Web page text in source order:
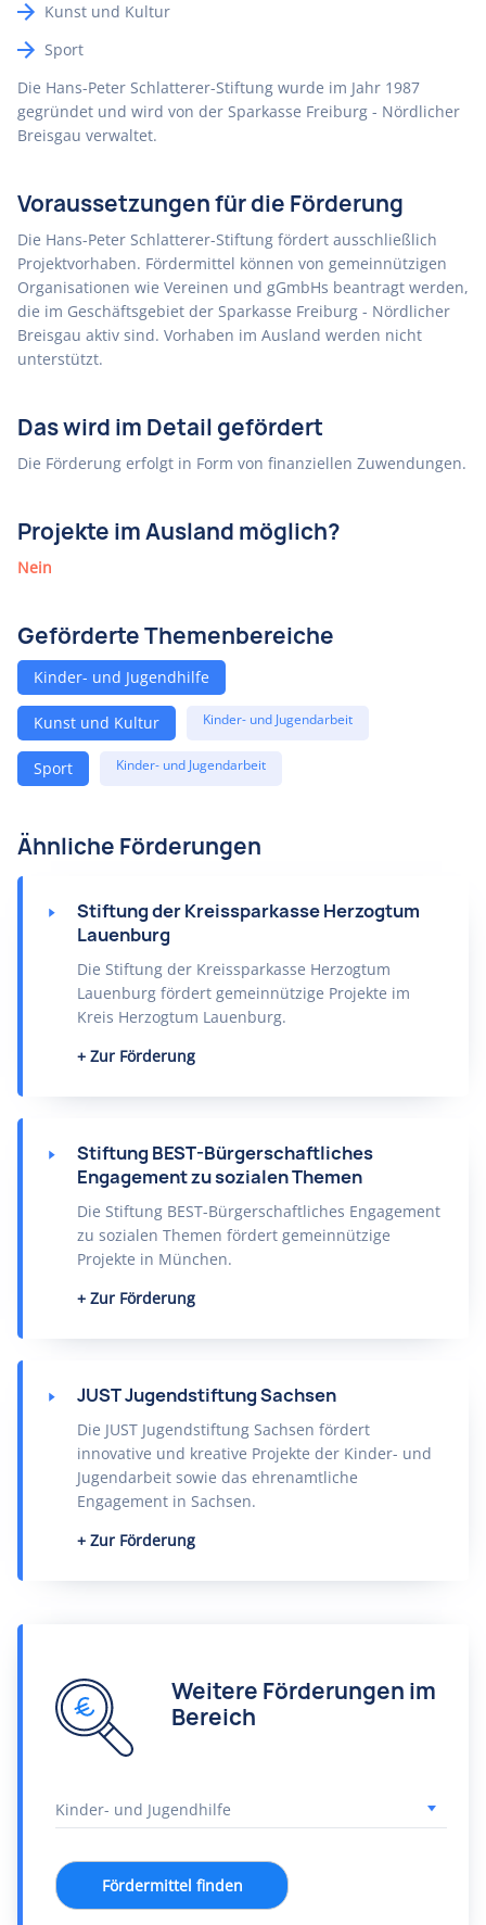
Kunst und Kultur
Sport
Die Hans-Peter Schlatterer-Stiftung wurde im Jahr 1987
gegründet und wird von der Sparkasse Freiburg - Nördlicher
Breisgau verwaltet.
Voraussetzungen für die Förderung
Die Hans-Peter Schlatterer-Stiftung fördert ausschließlich
Projektvorhaben. Fördermittel können von gemeinnützigen
Organisationen wie Vereinen und gGmbHs beantragt werden,
die im Geschäftsgebiet der Sparkasse Freiburg - Nördlicher
Breisgau aktiv sind. Vorhaben im Ausland werden nicht
unterstützt.
Das wird im Detail gefördert
Die Förderung erfolgt in Form von finanziellen Zuwendungen.
Projekte im Ausland möglich?
Nein
Geförderte Themenbereiche
Kinder- und Jugendhilfe
Kunst und Kultur Kinder- und Jugendarbeit
Sport Kinder- und Jugendarbeit
Ähnliche Förderungen
Stiftung der Kreissparkasse Herzogtum
Lauenburg
Die Stiftung der Kreissparkasse Herzogtum
Lauenburg fördert gemeinnützige Projekte im
Kreis Herzogtum Lauenburg.
Zur Förderung
Stiftung BEST-Bürgerschaftliches
Engagement zu sozialen Themen
Die Stiftung BEST-Bürgerschaftliches Engagement
zu sozialen Themen fördert gemeinnützige
Projekte in München.
Zur Förderung
JUST Jugendstiftung Sachsen
Die JUST Jugendstiftung Sachsen fördert
innovative und kreative Projekte der Kinder- und
Jugendarbeit sowie das ehrenamtliche
Engagement in Sachsen.
Zur Förderung
Weitere Förderungen im
Bereich
Fördermittel finden